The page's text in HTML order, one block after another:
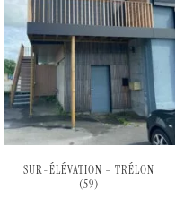
SUR-ÉLÉVATION – TRÉLON
(59)